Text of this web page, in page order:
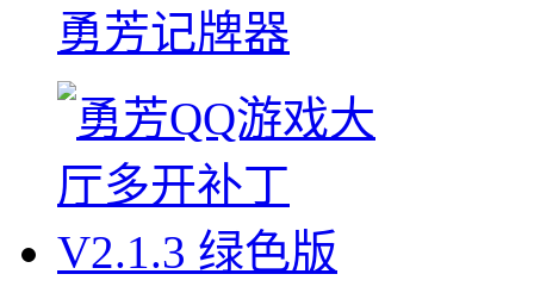
勇芳记牌器